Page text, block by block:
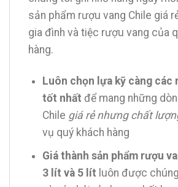
sản phẩm rượu vang Chile giá
gia đình và tiệc rượu vang của
hàng.
Luôn chọn lựa kỹ càng các
tốt nhất để mang những
Chile giá rẻ nhưng chất
vụ quý khách hàng
Giá thành sản phẩm rượu
3 lít và 5 lít luôn được